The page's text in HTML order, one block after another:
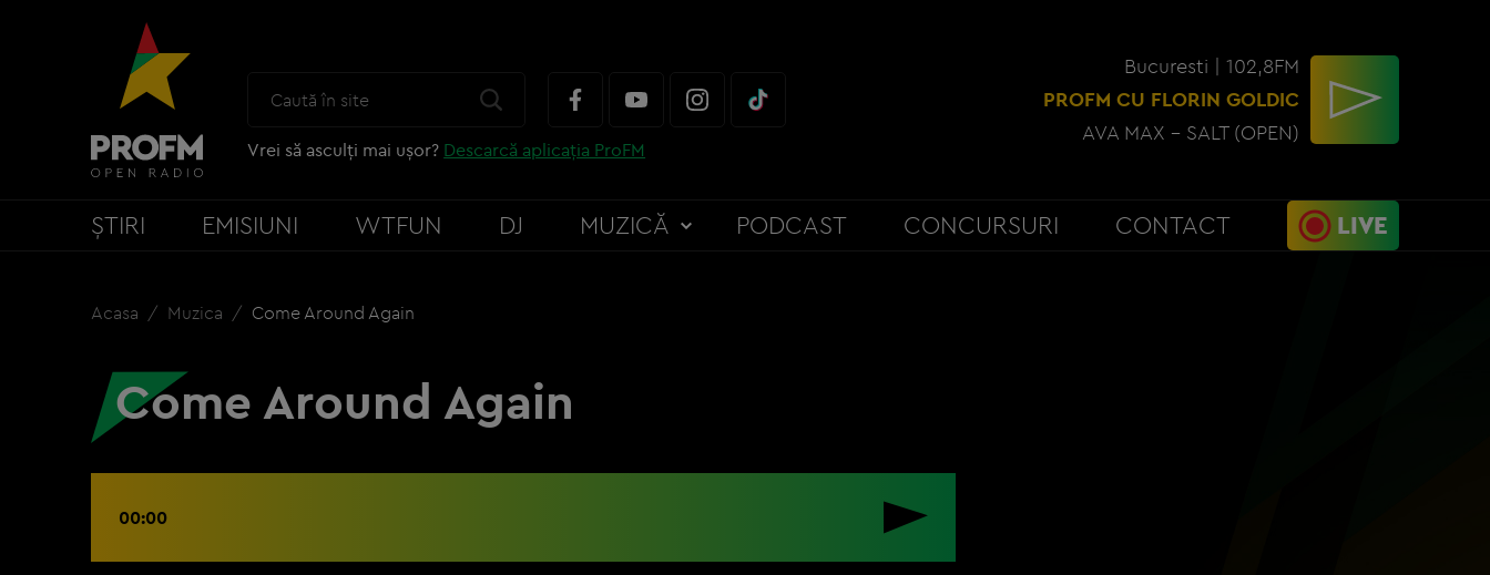
Vrei să asculți mai ușor? Descarcă aplicația ProFM
Bucuresti | 102,8FM
PROFM CU FLORIN GOLDIC
AVA MAX - SALT (OPEN)
ȘTIRI EMISIUNI WTFUN DJ MUZICĂ PODCAST CONCURSURI CONTACT LIVE
Acasa Muzica Come Around Again
Come Around Again
00:00